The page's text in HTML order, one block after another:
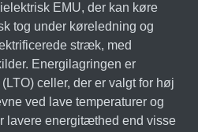
EMU, der kan køre
tog under køreledning og
stræk, med
Energilagringen er
celler, der er valgt for høj
ved lave temperaturer og
lavere energitæthed end visse